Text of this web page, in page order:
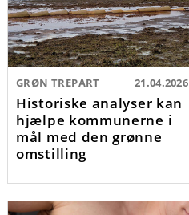
GRØN TREPART 21.04.2026
Historiske analyser kan
hjælpe kommunerne i
mål med den grønne
omstilling